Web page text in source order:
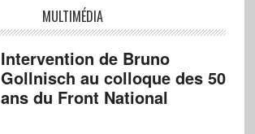
MULTIMÉDIA
Intervention de Bruno
Gollnisch au colloque des 50
ans du Front National